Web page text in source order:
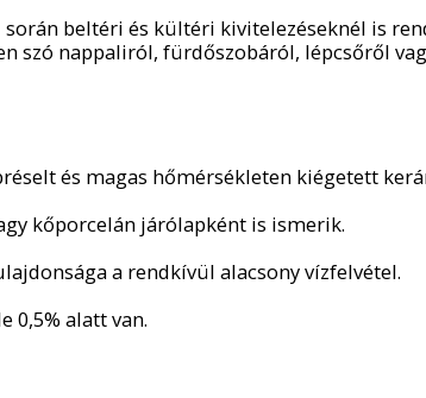
beltéri és kültéri kivitelezéseknél is
szó nappaliról, fürdőszobáról, lépcsőről
és magas hőmérsékleten kiégetett
kőporcelán járólapként is ismerik.
a rendkívül alacsony vízfelvétel.
0,5% alatt van.